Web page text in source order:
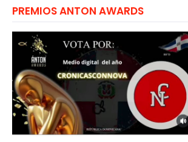
PREMIOS ANTON AWARDS